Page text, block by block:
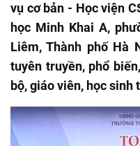
vụ cơ bản - Học viện
học Minh Khai A,
Liêm, Thành phố Hà
tuyên truyền, phổ
bộ, giáo viên, học sinh